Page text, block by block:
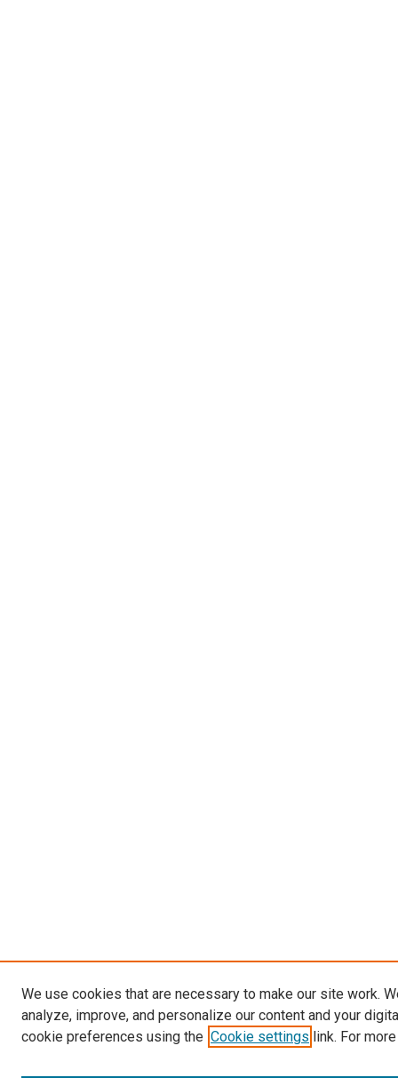
We use cookies that are necessary to make our site work.
analyze, improve, and personalize our content and your
cookie preferences using the Cookie settings link. For